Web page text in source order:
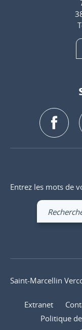
Entrez les mots de
Recherchez
sur
Saint-Marcellin
Extranet
Politique